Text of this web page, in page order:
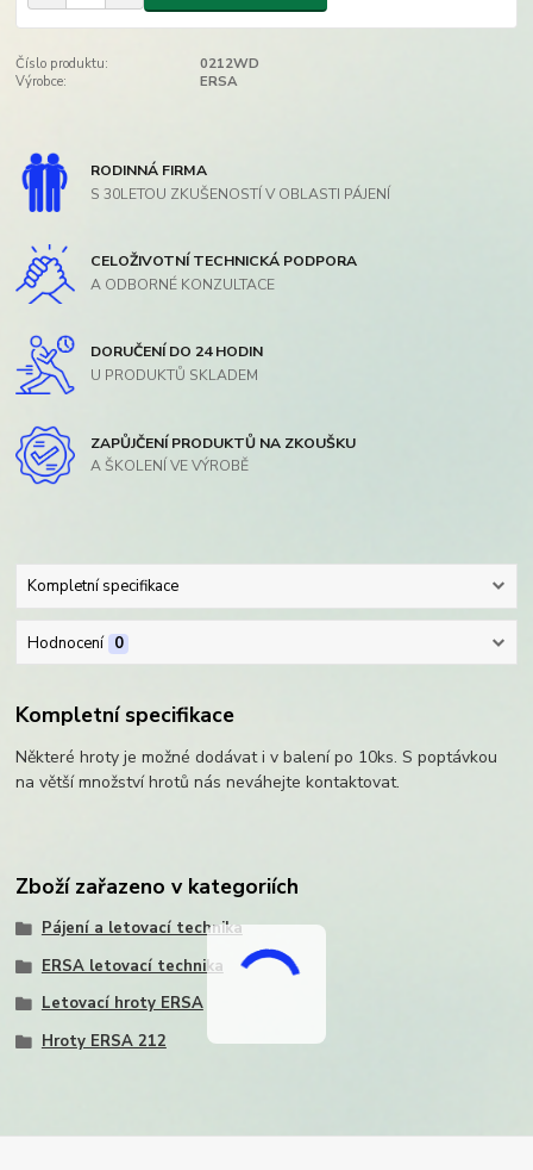
Číslo produktu:
0212WD
Výrobce:
ERSA
RODINNÁ FIRMA
S 30LETOU ZKUŠENOSTÍ V OBLASTI PÁJENÍ
CELOŽIVOTNÍ TECHNICKÁ PODPORA
A ODBORNÉ KONZULTACE
DORUČENÍ DO 24 HODIN
U PRODUKTŮ SKLADEM
ZAPŮJČENÍ PRODUKTŮ NA ZKOUŠKU
A ŠKOLENÍ VE VÝROBĚ
Kompletní specifikace
Hodnocení 0
Kompletní specifikace
Některé hroty je možné dodávat i v balení po 10ks. S poptávkou
na větší množství hrotů nás neváhejte kontaktovat.
Zboží zařazeno v kategoriích
Pájení a letovací technika
ERSA letovací technika
Letovací hroty ERSA
Hroty ERSA 212